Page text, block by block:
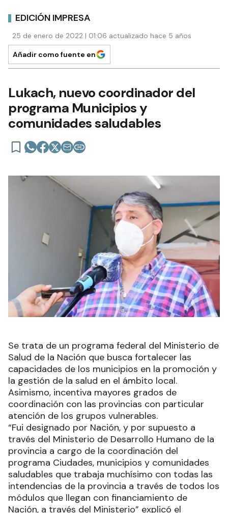
EDICIÓN IMPRESA
25 de enero de 2022 | 01:06 actualizado hace 5 años
Añadir como fuente en
Lukach, nuevo coordinador del
programa Municipios y
comunidades saludables
Se trata de un programa federal del Ministerio de
Salud de la Nación que busca fortalecer las
capacidades de los municipios en la promoción y
la gestión de la salud en el ámbito local.
Asimismo, incentiva mayores grados de
coordinación con las provincias con particular
atención de los grupos vulnerables.
“Fui designado por Nación, y por supuesto a
través del Ministerio de Desarrollo Humano de la
provincia a cargo de la coordinación del
programa Ciudades, municipios y comunidades
saludables que trabaja muchísimo con todas las
intendencias de la provincia a través de todos los
módulos que llegan con financiamiento de
Nación, a través del Ministerio” explicó el